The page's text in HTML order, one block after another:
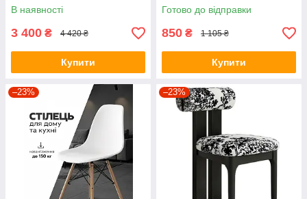
В наявності
3 400 ₴ 4 420 ₴
Купити
Готово до відправки
850 ₴ 1 105 ₴
Купити
–23% –23%